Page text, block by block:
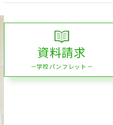
資料請求
－学校パンフレット－